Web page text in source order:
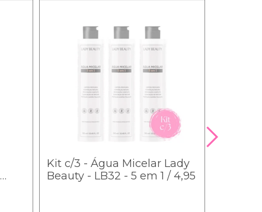
Kit c/3 - Água Micelar Lady
Beauty - LB32 - 5 em 1 / 4,95